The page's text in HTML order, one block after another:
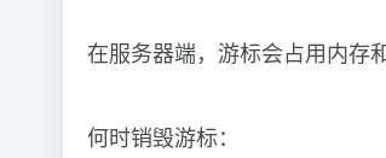
在服务器端，游标会占用内存
何时销毁游标：